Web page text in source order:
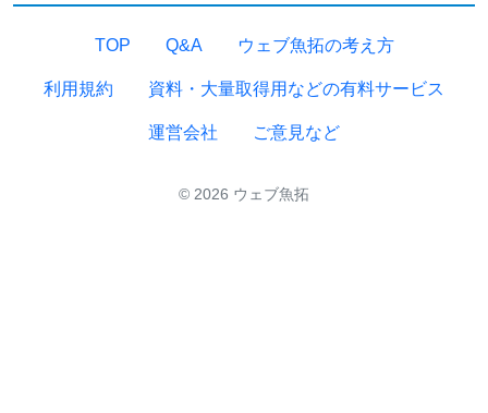
TOP Q&A ウェブ魚拓の考え方
利用規約 資料・大量取得用などの有料サービス
運営会社 ご意見など
© 2026 ウェブ魚拓